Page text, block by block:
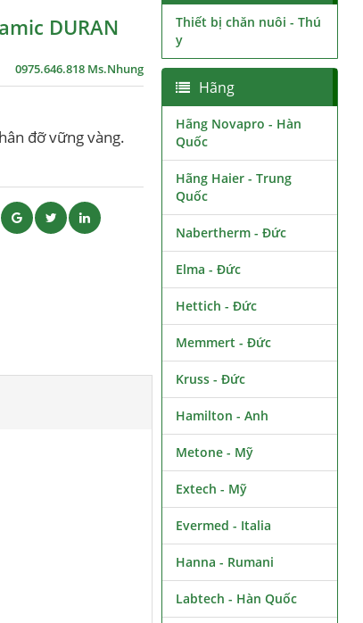
DURAN
0975.646.818 Ms.Nhung
đỡ vững vàng.
Thiết bị chăn nuôi - Thú
y
Hãng
Hãng Novapro - Hàn
Quốc
Hãng Haier - Trung
Quốc
Nabertherm - Đức
Elma - Đức
Hettich - Đức
Memmert - Đức
Kruss - Đức
Hamilton - Anh
Metone - Mỹ
Extech - Mỹ
Evermed - Italia
Hanna - Rumani
Labtech - Hàn Quốc